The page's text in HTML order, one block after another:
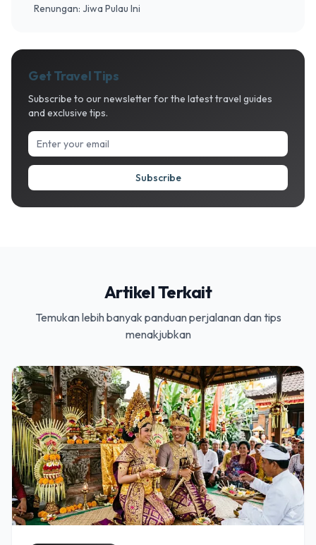
Renungan: Jiwa Pulau Ini
Get Travel Tips
Subscribe to our newsletter for the latest travel guides
and exclusive tips.
Subscribe
Artikel Terkait
Temukan lebih banyak panduan perjalanan dan tips
menakjubkan